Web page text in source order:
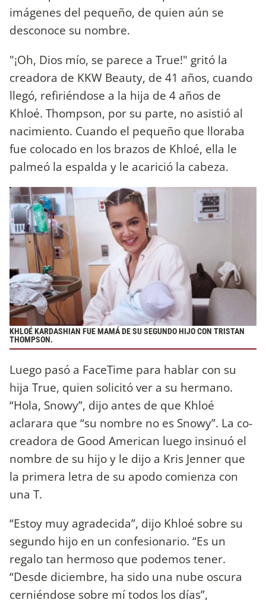
imágenes del pequeño, de quien aún se
desconoce su nombre.
"¡Oh, Dios mío, se parece a True!" gritó la
creadora de KKW Beauty, de 41 años, cuando
llegó, refiriéndose a la hija de 4 años de
Khloé. Thompson, por su parte, no asistió al
nacimiento. Cuando el pequeño que lloraba
fue colocado en los brazos de Khloé, ella le
palmeó la espalda y le acarició la cabeza.
KHLOÉ KARDASHIAN FUE MAMÁ DE SU SEGUNDO HIJO CON TRISTAN
THOMPSON.
Luego pasó a FaceTime para hablar con su
hija True, quien solicitó ver a su hermano.
“Hola, Snowy”, dijo antes de que Khloé
aclarara que “su nombre no es Snowy”. La co-
creadora de Good American luego insinuó el
nombre de su hijo y le dijo a Kris Jenner que
la primera letra de su apodo comienza con
una T.
“Estoy muy agradecida”, dijo Khloé sobre su
segundo hijo en un confesionario. “Es un
regalo tan hermoso que podemos tener.
“Desde diciembre, ha sido una nube oscura
cerniéndose sobre mí todos los días”,